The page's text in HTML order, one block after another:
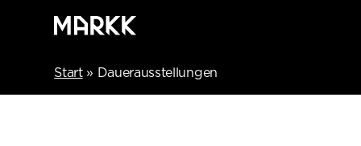
Start» Dauerausstellungen